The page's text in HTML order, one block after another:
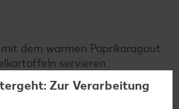
dem warmen Paprikaragout
servieren.
Zur Verarbeitung